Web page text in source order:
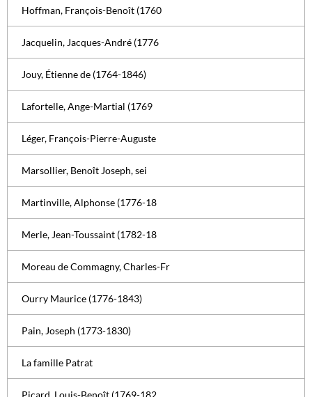
Hoffman, François-Benoît (1760
Jacquelin, Jacques-André (1776
Jouy, Étienne de (1764-1846)
Lafortelle, Ange-Martial (1769
Léger, François-Pierre-Auguste
Marsollier, Benoît Joseph, sei
Martinville, Alphonse (1776-18
Merle, Jean-Toussaint (1782-18
Moreau de Commagny, Charles-Fr
Ourry Maurice (1776-1843)
Pain, Joseph (1773-1830)
La famille Patrat
Picard, Louis-Benoît (1769-182